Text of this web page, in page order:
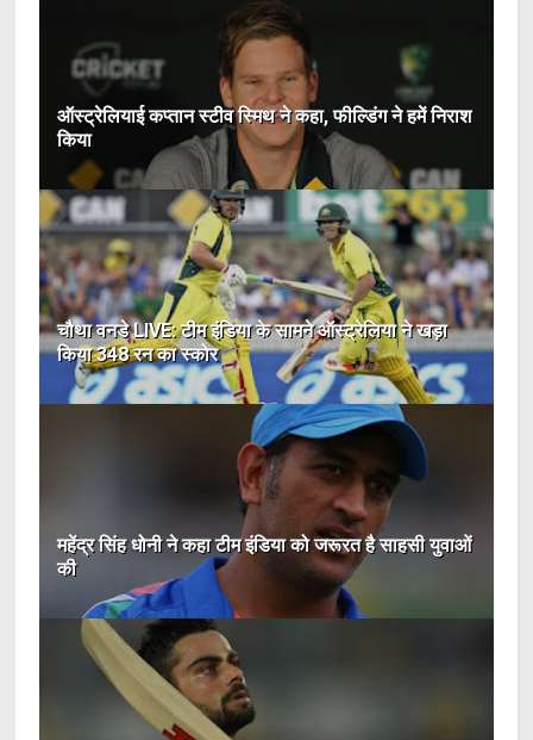
ऑस्ट्रेलियाई कप्तान स्टीव स्मिथ ने कहा, फील्डिंग ने हमें निराश
किया
चौथा वनडे LIVE: टीम इंडिया के सामने ऑस्ट्रेलिया ने खड़ा
किया 348 रन का स्कोर
महेंद्र सिंह धोनी ने कहा टीम इंडिया को जरूरत है साहसी युवाओं
की